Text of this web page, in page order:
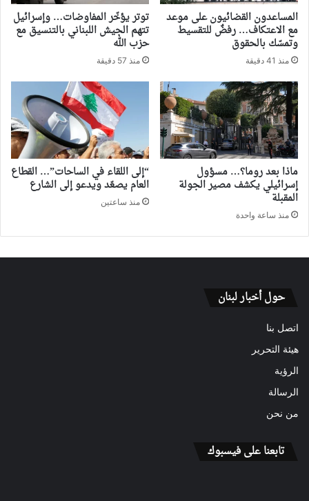
المساعدون القضائيون على موعد
مع الاعتكاف… رفضٌ للتقسيط
وتمسّك بالحقوق
منذ 41 دقيقة
توتر يؤخّر المفاوضات… وإسرائيل
تتهم الجيش اللبناني بالتنسيق مع
حزب الله
منذ 57 دقيقة
ماذا بعد روما؟… مسؤول
إسرائيلي يكشف مصير الجولة
المقبلة
منذ ساعة واحدة
“إلى اللقاء في الساحات”… القطاع
العام يصعّد ويدعو إلى الشارع
منذ ساعتين
حول أخبار لبنان
اتصل بنا
هيئة التحرير
الرؤية
الرسالة
من نحن
تابعنا على فيسبوك